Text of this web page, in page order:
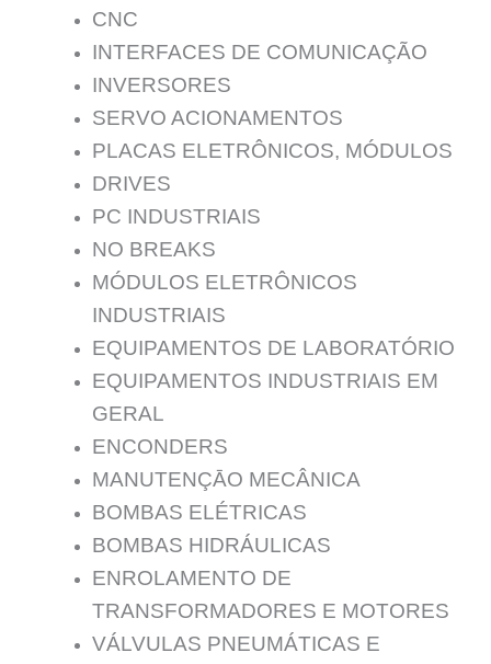
CNC
INTERFACES DE COMUNICAÇÃO
INVERSORES
SERVO ACIONAMENTOS
PLACAS ELETRÔNICOS, MÓDULOS
DRIVES
PC INDUSTRIAIS
NO BREAKS
MÓDULOS ELETRÔNICOS
INDUSTRIAIS
EQUIPAMENTOS DE LABORATÓRIO
EQUIPAMENTOS INDUSTRIAIS EM
GERAL
ENCONDERS
MANUTENÇĀO MECÂNICA
BOMBAS ELÉTRICAS
BOMBAS HIDRÁULICAS
ENROLAMENTO DE
TRANSFORMADORES E MOTORES
VÁLVULAS PNEUMÁTICAS E